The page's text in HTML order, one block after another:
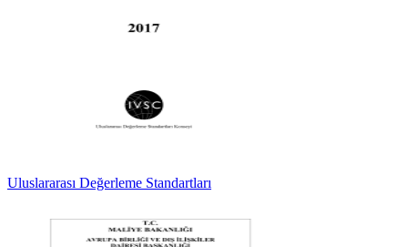
Uluslararası Değerleme Standartları